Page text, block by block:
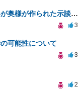
不貞行為なし、離婚もされていないが奥様が作られた示談書にサインをしてしまいました。効力はありますか？
3
可能性について
3
2